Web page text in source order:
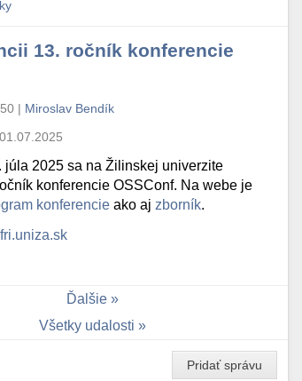
13. ročník konferencie
| Miroslav Bendík
01.07.2025
júla 2025 sa na Žilinskej univerzite
konferencie OSSConf. Na webe je
konferencie ako aj zborník.
Ďalšie
Všetky udalosti
Pridať správu